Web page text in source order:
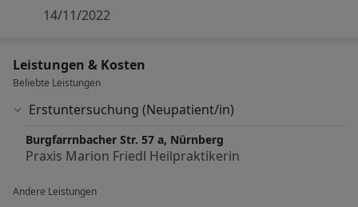
14/11/2022
Leistungen & Kosten
Beliebte Leistungen
Erstuntersuchung (Neupatient/in)
Burgfarrnbacher Str. 57 a, Nürnberg
Praxis Marion Friedl Heilpraktikerin
Andere Leistungen